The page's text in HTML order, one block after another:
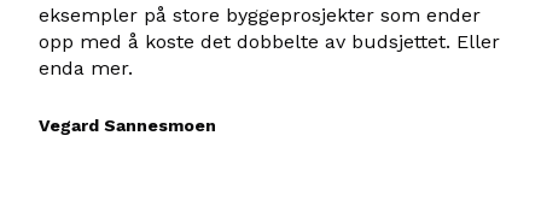
eksempler på store byggeprosjekter som ender
opp med å koste det dobbelte av budsjettet. Eller
enda mer.
Vegard Sannesmoen